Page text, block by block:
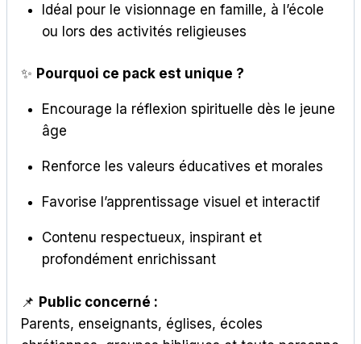
Idéal pour le visionnage en famille, à l’école
ou lors des activités religieuses
✨ Pourquoi ce pack est unique ?
Encourage la réflexion spirituelle dès le jeune
âge
Renforce les valeurs éducatives et morales
Favorise l’apprentissage visuel et interactif
Contenu respectueux, inspirant et
profondément enrichissant
📌 Public concerné :
Parents, enseignants, églises, écoles